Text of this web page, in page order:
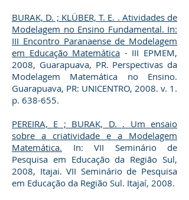
BURAK, D. ; KLÜBER, T. E. . Atividades de
Modelagem no Ensino Fundamental. In:
III Encontro Paranaense de Modelagem
em Educação Matemática - III EPMEM,
2008, Guarapuava, PR. Perspectivas da
Modelagem Matemática no Ensino.
Guarapuava, PR: UNICENTRO, 2008. v. 1.
p. 638-655.
PEREIRA, E ; BURAK, D. . Um ensaio
sobre a criatividade e a Modelagem
Matemática. In: VII Seminário de
Pesquisa em Educação da Região Sul,
2008, Itajai. VII Seminário de Pesquisa
em Educação da Região Sul. Itajaí, 2008.